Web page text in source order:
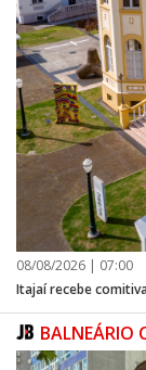
08/08/2026 | 07:00
Itajaí recebe
BALNEÁRIO